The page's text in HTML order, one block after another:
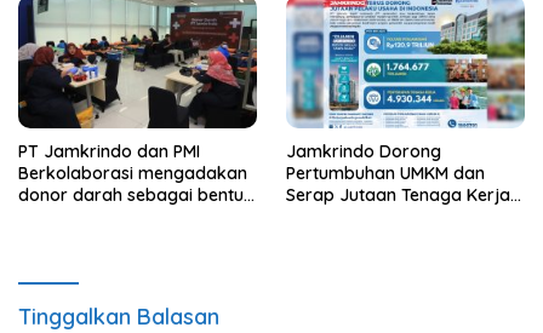
PT Jamkrindo dan PMI
Berkolaborasi mengadakan
donor darah sebagai bentuk
Jamkrindo Dorong
Pertumbuhan UMKM dan
Serap Jutaan Tenaga Kerja
Tinggalkan Balasan